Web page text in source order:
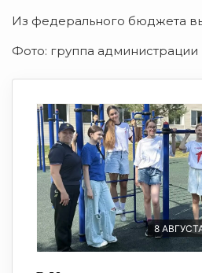
Из федерального бюджета
Фото: группа администрации
8